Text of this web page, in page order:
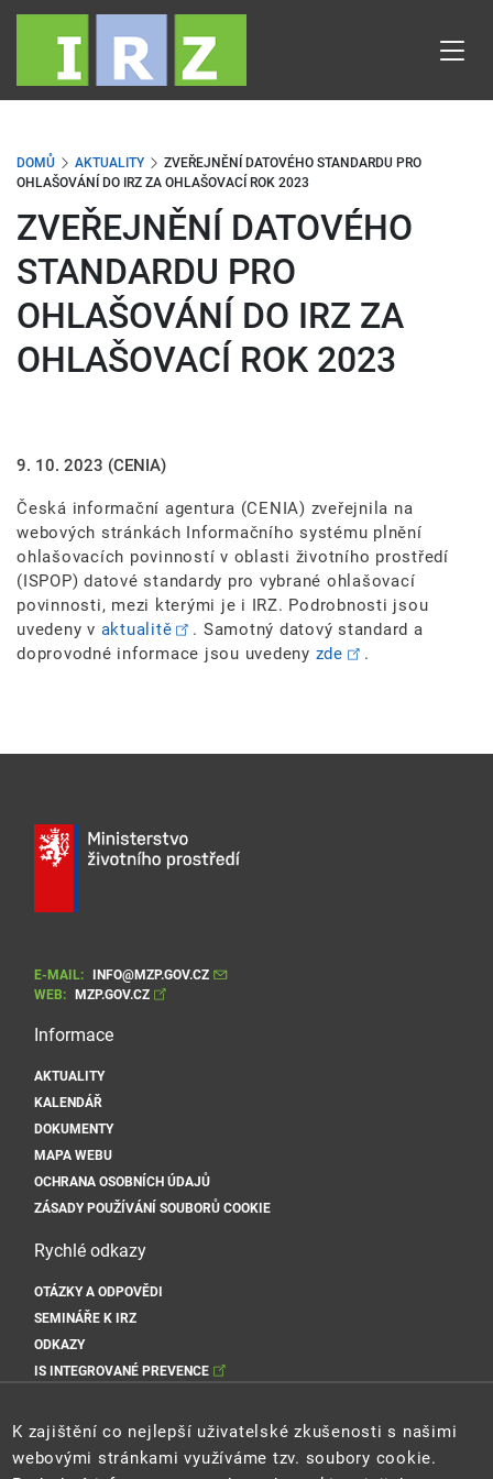
Přejít
obsahu
DOMŮ AKTUALITY
ZVEŘEJNĚNÍ DATOVÉHO STANDARDU PRO
OHLAŠOVÁNÍ DO IRZ ZA OHLAŠOVACÍ ROK 2023
ZVEŘEJNĚNÍ DATOVÉHO
STANDARDU PRO
OHLAŠOVÁNÍ DO IRZ ZA
OHLAŠOVACÍ ROK 2023
9. 10. 2023 (CENIA)
Česká informační agentura (CENIA) zveřejnila na
webových stránkách Informačního systému plnění
ohlašovacích povinností v oblasti životního prostředí
(ISPOP) datové standardy pro vybrané ohlašovací
povinnosti, mezi kterými je i IRZ. Podrobnosti jsou
uvedeny v aktualitě
. Samotný datový standard a
doprovodné informace jsou uvedeny zde .
E-MAIL:
INFO@MZP.GOV.CZ
WEB:
MZP.GOV.CZ
Informace
AKTUALITY
KALENDÁŘ
DOKUMENTY
MAPA WEBU
OCHRANA OSOBNÍCH ÚDAJŮ
ZÁSADY POUŽÍVÁNÍ SOUBORŮ COOKIE
Rychlé odkazy
OTÁZKY A ODPOVĚDI
SEMINÁŘE K IRZ
ODKAZY
IS INTEGROVANÉ PREVENCE
K zajištění co nejlepší uživatelské zkušenosti s našimi
webovými stránkami využíváme tzv. soubory cookie.